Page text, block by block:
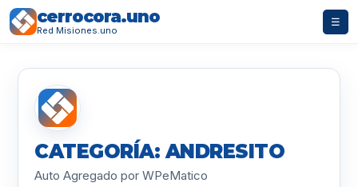
cerrocora.uno
Red Misiones.uno
☰
CATEGORÍA: ANDRESITO
Auto Agregado por WPeMatico